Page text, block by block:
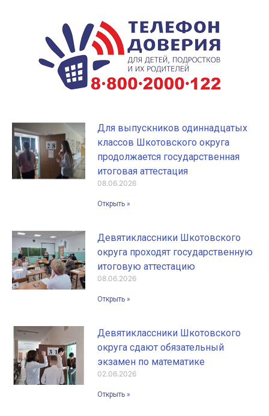
Для выпускников одиннадцатых
классов Шкотовского округа
продолжается государственная
итоговая аттестация
08.06.2026
Открыть »
Девятиклассники Шкотовского
округа проходят государственную
итоговую аттестацию
08.06.2026
Открыть »
Девятиклассники Шкотовского
округа сдают обязательный
экзамен по математике
02.06.2026
Открыть »